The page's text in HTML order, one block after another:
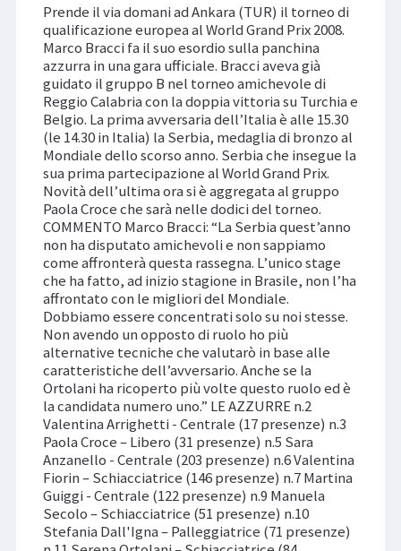
Prende il via domani ad Ankara (TUR) il torneo di
qualificazione europea al World Grand Prix 2008.
Marco Bracci fa il suo esordio sulla panchina
azzurra in una gara ufficiale. Bracci aveva già
guidato il gruppo B nel torneo amichevole di
Reggio Calabria con la doppia vittoria su Turchia e
Belgio. La prima avversaria dell’Italia è alle 15.30
(le 14.30 in Italia) la Serbia, medaglia di bronzo al
Mondiale dello scorso anno. Serbia che insegue la
sua prima partecipazione al World Grand Prix.
Novità dell’ultima ora si è aggregata al gruppo
Paola Croce che sarà nelle dodici del torneo.
COMMENTO Marco Bracci: “La Serbia quest’anno
non ha disputato amichevoli e non sappiamo
come affronterà questa rassegna. L’unico stage
che ha fatto, ad inizio stagione in Brasile, non l’ha
affrontato con le migliori del Mondiale.
Dobbiamo essere concentrati solo su noi stesse.
Non avendo un opposto di ruolo ho più
alternative tecniche che valutarò in base alle
caratteristiche dell’avversario. Anche se la
Ortolani ha ricoperto più volte questo ruolo ed è
la candidata numero uno.” LE AZZURRE n.2
Valentina Arrighetti - Centrale (17 presenze) n.3
Paola Croce – Libero (31 presenze) n.5 Sara
Anzanello - Centrale (203 presenze) n.6 Valentina
Fiorin – Schiacciatrice (146 presenze) n.7 Martina
Guiggi - Centrale (122 presenze) n.9 Manuela
Secolo – Schiacciatrice (51 presenze) n.10
Stefania Dall'Igna – Palleggiatrice (71 presenze)